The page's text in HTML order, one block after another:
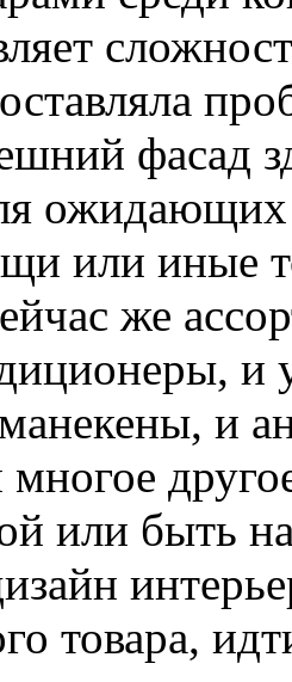
фасад
ожидающих
или иные
же
и
многое
или быть
товара,